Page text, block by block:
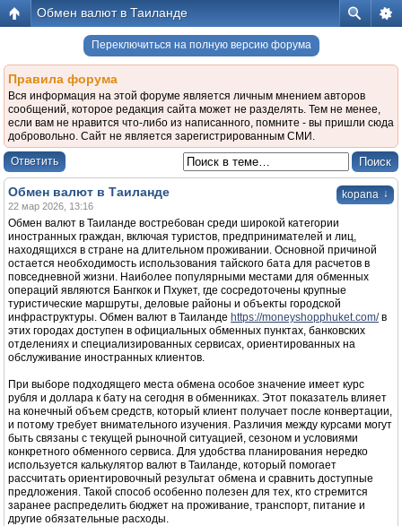
Обмен валют в Таиланде
Переключиться на полную версию форума
Правила форума
Вся информация на этой форуме является личным мнением авторов
сообщений, которое редакция сайта может не разделять. Тем не менее,
если вам не нравится что-либо из написанного, помните - вы пришли сюда
добровольно. Сайт не является зарегистрированным СМИ.
Ответить
kopana ↓
Обмен валют в Таиланде
22 мар 2026, 13:16
Обмен валют в Таиланде востребован среди широкой категории
иностранных граждан, включая туристов, предпринимателей и лиц,
находящихся в стране на длительном проживании. Основной причиной
остается необходимость использования тайского бата для расчетов в
повседневной жизни. Наиболее популярными местами для обменных
операций являются Бангкок и Пхукет, где сосредоточены крупные
туристические маршруты, деловые районы и объекты городской
инфраструктуры. Обмен валют в Таиланде https://moneyshopphuket.com/в
этих городах доступен в официальных обменных пунктах, банковских
отделениях и специализированных сервисах, ориентированных на
обслуживание иностранных клиентов.
При выборе подходящего места обмена особое значение имеет курс
рубля и доллара к бату на сегодня в обменниках. Этот показатель влияет
на конечный объем средств, который клиент получает после конвертации,
и потому требует внимательного изучения. Различия между курсами могут
быть связаны с текущей рыночной ситуацией, сезоном и условиями
конкретного обменного сервиса. Для удобства планирования нередко
используется калькулятор валют в Таиланде, который помогает
рассчитать ориентировочный результат обмена и сравнить доступные
предложения. Такой способ особенно полезен для тех, кто стремится
заранее распределить бюджет на проживание, транспорт, питание и
другие обязательные расходы.